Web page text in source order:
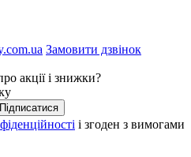
Замовити дзвінок
акції і знижки?
Підписатися
і згоден з вимогами